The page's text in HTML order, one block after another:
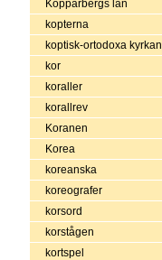
Kopparbergs län
kopterna
koptisk-ortodoxa kyrkan
kor
koraller
korallrev
Koranen
Korea
koreanska
koreografer
korsord
korstågen
kortspel